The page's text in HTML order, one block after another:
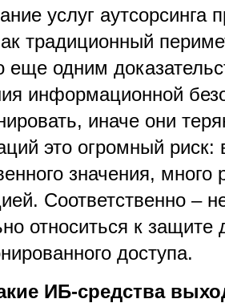
услуг
традиционный
еще одним
информационной
иначе они
это огромный
значения,
Соответственно –
относиться к защите
доступа.
ИБ-средства